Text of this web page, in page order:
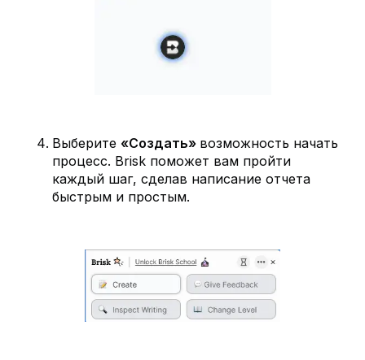
Выберите «Создать» возможность начать
процесс. Brisk поможет вам пройти
каждый шаг, сделав написание отчета
быстрым и простым.